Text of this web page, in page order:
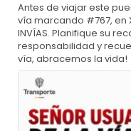
Antes de viajar este
vía marcando #767, en
INVÍAS. Planifique su
responsabilidad y
vía, abracemos la vida!